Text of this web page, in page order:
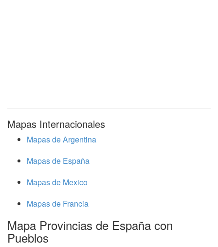
Mapas Internacionales
Mapas de Argentina
Mapas de España
Mapas de Mexico
Mapas de Francia
Mapa Provincias de España con
Pueblos